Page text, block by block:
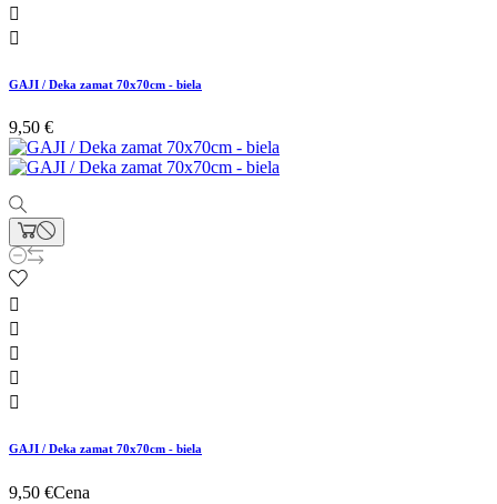


GAJI / Deka zamat 70x70cm - biela
9,50 €





GAJI / Deka zamat 70x70cm - biela
9,50 €Cena